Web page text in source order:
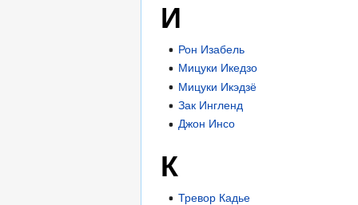
И
Рон Изабель
Мицуки Икедзо
Мицуки Икэдзё
Зак Ингленд
Джон Инсо
К
Тревор Кадье